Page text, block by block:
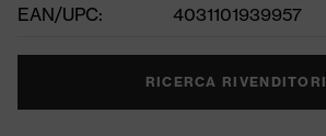
EAN/UPC:
4031101939957
RICERCA RIVENDITORI